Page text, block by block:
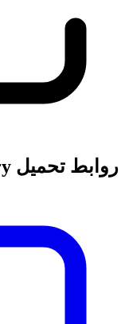
روابط تحميل English Arabic Dictionary